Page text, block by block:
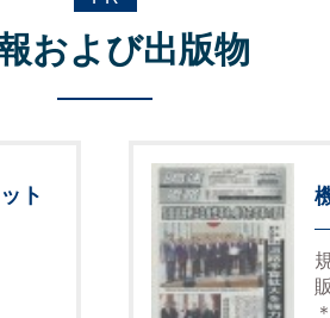
および出版物
ト